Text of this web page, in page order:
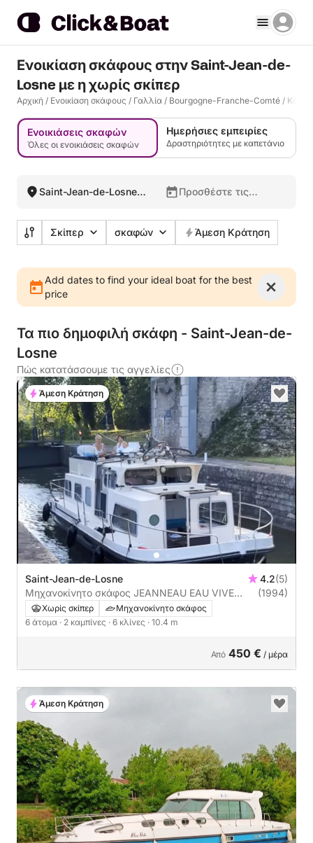
Ενοικίαση σκάφους στην Saint-Jean-de-
Losne με η χωρίς σκίπερ
Αρχική / Ενοικίαση σκάφους / Γαλλία / Bourgogne-Franche-Comté / Κοτ-
Ενοικιάσεις σκαφών
Όλες οι ενοικιάσεις σκαφών
Ημερήσιες εμπειρίες
Δραστηριότητες με καπετάνιο
Saint-Jean-de-Losne,
Προσθέστε τις
Σκίπερ σκαφών Άμεση Κράτηση
Add dates to find your ideal boat for the best
price
Τα πιο δημοφιλή σκάφη - Saint-Jean-de-
Losne
Πώς κατατάσσουμε τις αγγελίες
Saint-Jean-de-Losne 4.2(5)
Μηχανοκίνητο σκάφος JEANNEAU EAU VIVE
SANS PERMIS (Agrément) 30ch
(1994)
Χωρίς σκίπερ
Μηχανοκίνητο σκάφος
6 άτομα · 2 καμπίνες · 6 κλίνες · 10.4 m
Από 450 € / μέρα
Άμεση Κράτηση
Άμεση Κράτηση